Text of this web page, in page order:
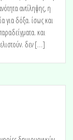
αντίληψης, η
για δόξα. ίσως και
και
δεν […]